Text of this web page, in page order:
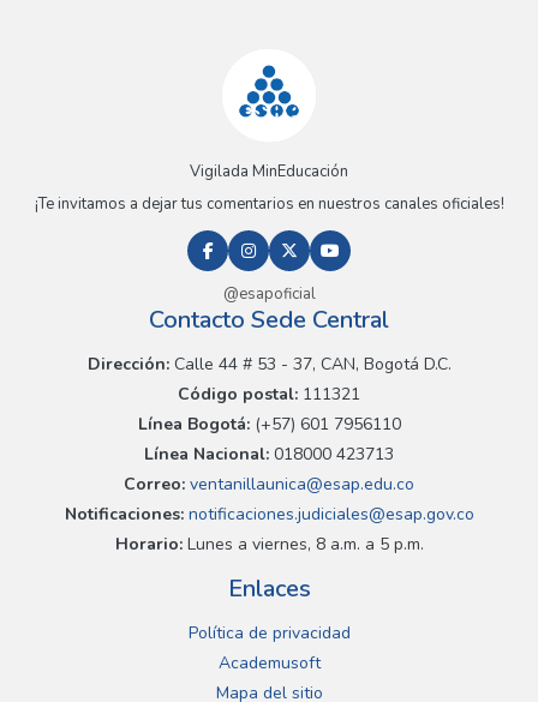
Vigilada MinEducación
¡Te invitamos a dejar tus comentarios en nuestros canales oficiales!
@esapoficial
Contacto Sede Central
Dirección:Calle 44 # 53 - 37, CAN, Bogotá D.C.
Código postal: 111321
Línea Bogotá:(+57) 601 7956110
Línea Nacional: 018000 423713
Correo: ventanillaunica@esap.edu.co
Notificaciones:notificaciones.judiciales@esap.gov.co
Horario:Lunes a viernes, 8 a.m. a 5 p.m.
Enlaces
Política de privacidad
Academusoft
Mapa del sitio